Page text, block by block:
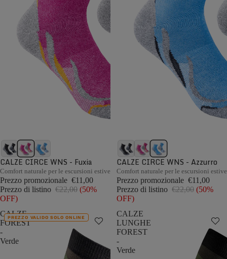
CALZE CIRCE WNS - Fuxia
Comfort naturale per le escursioni estive
Prezzo promozionale €11,00
Prezzo di listino €22,00 (50%
OFF)
CALZE CIRCE WNS - Azzurro
Comfort naturale per le escursioni estive
Prezzo promozionale €11,00
Prezzo di listino €22,00 (50%
OFF)
CALZE
FOREST
-
Verde
PREZZO VALIDO SOLO ONLINE
CALZE
LUNGHE
FOREST
-
Verde